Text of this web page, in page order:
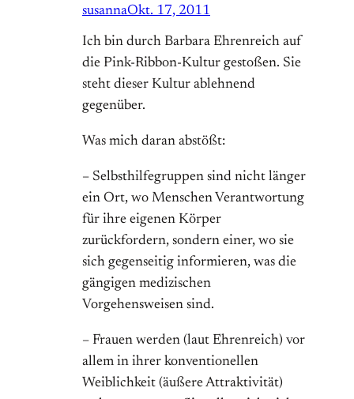
susannaOkt. 17, 2011
Ich bin durch Barbara Ehrenreich auf
die Pink-Ribbon-Kultur gestoßen. Sie
steht dieser Kultur ablehnend
gegenüber.
Was mich daran abstößt:
– Selbsthilfegruppen sind nicht länger
ein Ort, wo Menschen Verantwortung
für ihre eigenen Körper
zurückfordern, sondern einer, wo sie
sich gegenseitig informieren, was die
gängigen medizischen
Vorgehensweisen sind.
– Frauen werden (laut Ehrenreich) vor
allem in ihrer konventionellen
Weiblichkeit (äußere Attraktivität)